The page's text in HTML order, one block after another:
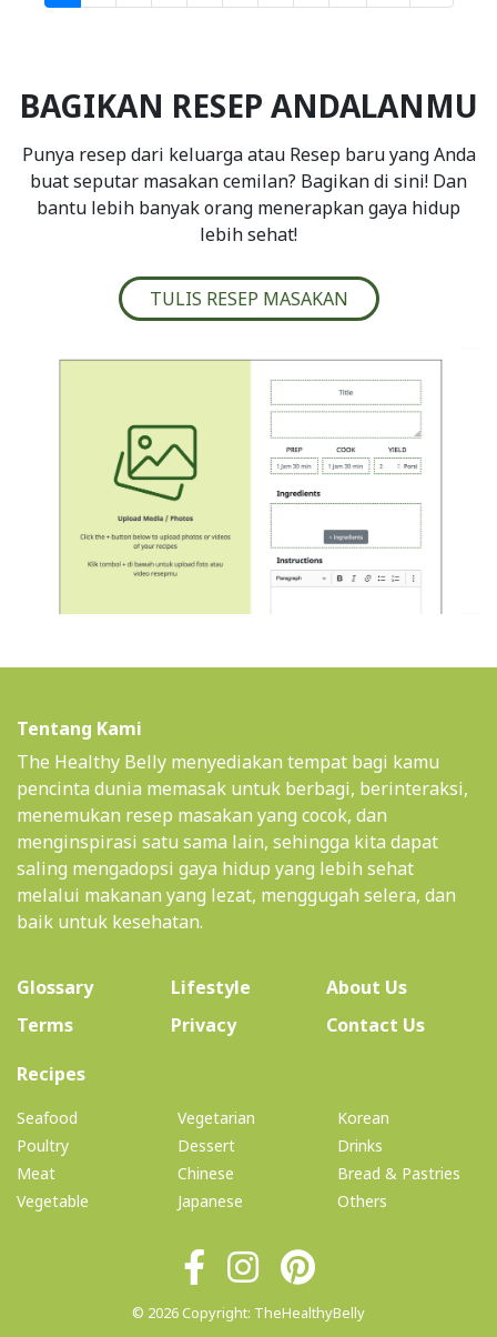
BAGIKAN RESEP ANDALANMU
Punya resep dari keluarga atau Resep baru yang Anda
buat seputar masakan cemilan? Bagikan di sini! Dan
bantu lebih banyak orang menerapkan gaya hidup
lebih sehat!
TULIS RESEP MASAKAN
Tentang Kami
The Healthy Belly menyediakan tempat bagi kamu
pencinta dunia memasak untuk berbagi, berinteraksi,
menemukan resep masakan yang cocok, dan
menginspirasi satu sama lain, sehingga kita dapat
saling mengadopsi gaya hidup yang lebih sehat
melalui makanan yang lezat, menggugah selera, dan
baik untuk kesehatan.
Glossary Lifestyle About Us(current)
Terms
Privacy
Contact Us
Recipes(current)
Seafood
Poultry
Meat
Vegetable
Vegetarian
Dessert
Chinese
Japanese
Korean
Drinks
Bread & Pastries
Others
© 2026 Copyright: TheHealthyBelly